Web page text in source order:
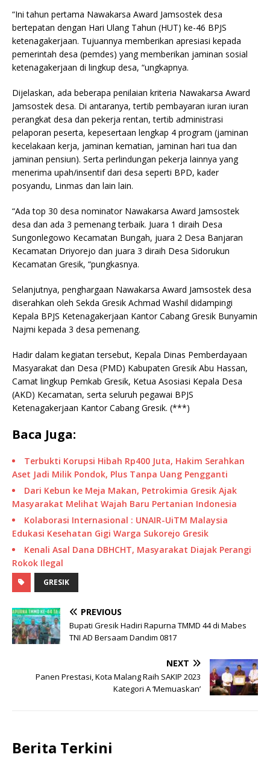
“Ini tahun pertama Nawakarsa Award Jamsostek desa
bertepatan dengan Hari Ulang Tahun (HUT) ke-46 BPJS
ketenagakerjaan. Tujuannya memberikan apresiasi kepada
pemerintah desa (pemdes) yang memberikan jaminan sosial
ketenagakerjaan di lingkup desa, “ungkapnya.
Dijelaskan, ada beberapa penilaian kriteria Nawakarsa Award
Jamsostek desa. Di antaranya, tertib pembayaran iuran iuran
perangkat desa dan pekerja rentan, tertib administrasi
pelaporan peserta, kepesertaan lengkap 4 program (jaminan
kecelakaan kerja, jaminan kematian, jaminan hari tua dan
jaminan pensiun). Serta perlindungan pekerja lainnya yang
menerima upah/insentif dari desa seperti BPD, kader
posyandu, Linmas dan lain lain.
“Ada top 30 desa nominator Nawakarsa Award Jamsostek
desa dan ada 3 pemenang terbaik. Juara 1 diraih Desa
Sungonlegowo Kecamatan Bungah, juara 2 Desa Banjaran
Kecamatan Driyorejo dan juara 3 diraih Desa Sidorukun
Kecamatan Gresik, “pungkasnya.
Selanjutnya, penghargaan Nawakarsa Award Jamsostek desa
diserahkan oleh Sekda Gresik Achmad Washil didampingi
Kepala BPJS Ketenagakerjaan Kantor Cabang Gresik Bunyamin
Najmi kepada 3 desa pemenang.
Hadir dalam kegiatan tersebut, Kepala Dinas Pemberdayaan
Masyarakat dan Desa (PMD) Kabupaten Gresik Abu Hassan,
Camat lingkup Pemkab Gresik, Ketua Asosiasi Kepala Desa
(AKD) Kecamatan, serta seluruh pegawai BPJS
Ketenagakerjaan Kantor Cabang Gresik. (***)
Baca Juga:
Terbukti Korupsi Hibah Rp400 Juta, Hakim Serahkan
Aset Jadi Milik Pondok, Plus Tanpa Uang Pengganti
Dari Kebun ke Meja Makan, Petrokimia Gresik Ajak
Masyarakat Melihat Wajah Baru Pertanian Indonesia
Kolaborasi Internasional : UNAIR-UiTM Malaysia
Edukasi Kesehatan Gigi Warga Sukorejo Gresik
Kenali Asal Dana DBHCHT, Masyarakat Diajak Perangi
Rokok Ilegal
GRESIK
PREVIOUS
Bupati Gresik Hadiri Rapurna TMMD 44 di Mabes
TNI AD Bersaam Dandim 0817
NEXT
Panen Prestasi, Kota Malang Raih SAKIP 2023
Kategori A ‘Memuaskan’
Berita Terkini